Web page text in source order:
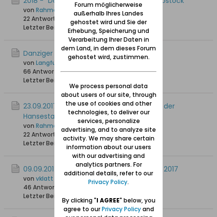
von Rahmenbauer14, + 1.11.2021
22 Antworten
20.619 Hits
0 Likes
Letzter Beitrag
29.05.2018, 11:18
Danziger Treffen in Soest
von Langfuhr43
66 Antworten77.434 Hits0 Likes
Letzter Beitrag
23.09.2017: Diesjähriger "Danzig - Treff“ in der
Hansestadt Rostock
von Rahmenbauer14, + 1.11.2021
22 Antworten13.476 Hits0 Likes
Letzter Beitrag 04.10.2017, 14:31
09.09.2017: Danziger-Treffen in Hamburg 2017
von vklatt
46 Antworten
0 Likes
Letzter Beitrag
12.09.2017, 00:25
Forum möglicherweise
außerhalb Ihres Landes
gehostet wird und Sie der
Erhebung, Speicherung und
Verarbeitung Ihrer Daten in
dem Land, in dem dieses Forum
gehostet wird, zustimmen.
We process personal data
about users of our site, through
the use of cookies and other
technologies, to deliver our
services, personalize
advertising, and to analyze site
activity. We may share certain
information about our users
with our advertising and
analytics partners. For
additional details, refer to our
Privacy Policy.
By clicking "I AGREE" below, you
agree to ourPrivacy Policyand